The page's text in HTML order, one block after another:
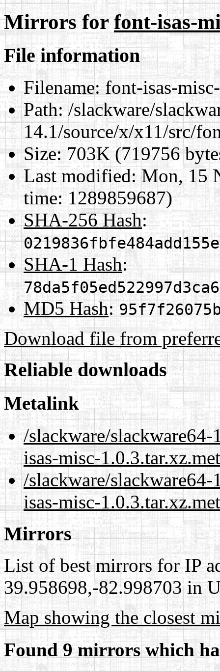
Mirrors forfont-isas-
File information
Filename:font-isas-
Path:/slackware/
14.1/source/x/x11/src/
Size:703K (719756
Last modified:Mon, 15
time: 1289859687)
SHA-256 Hash:
SHA-1 Hash:
MD5 Hash:
Download file from
Reliable downloads
Metalink
/slackware/
isas-misc-
/slackware/
isas-misc-
Mirrors
List of best mirrors for IP
39.958698,-82.998703 in
Map showing the closest
Found 9 mirrors which